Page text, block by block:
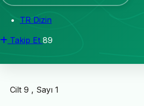
TR Dizin
Takip Et 89
Cilt 9 , Sayı 1